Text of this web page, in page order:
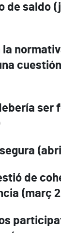
de saldo
la
ser
de
(març